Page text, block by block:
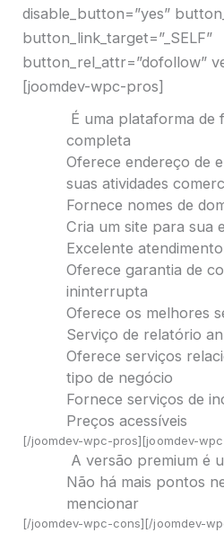
disable_button=”yes”
button_link_target=”_SELF”
button_rel_attr=”dofollow”
[joomdev-wpc-pros]
É uma plataforma de
completa
Oferece endereço de
suas atividades
Fornece nomes de
Cria um site para sua
Excelente
Oferece garantia de
ininterrupta
Oferece os melhores
Serviço de relatório
Oferece serviços
tipo de negócio
Fornece serviços de
Preços acessíveis
[/joomdev-wpc-pros][joomdev-
A versão premium é
Não há mais pontos
mencionar
[/joomdev-wpc-cons][/joomdev-